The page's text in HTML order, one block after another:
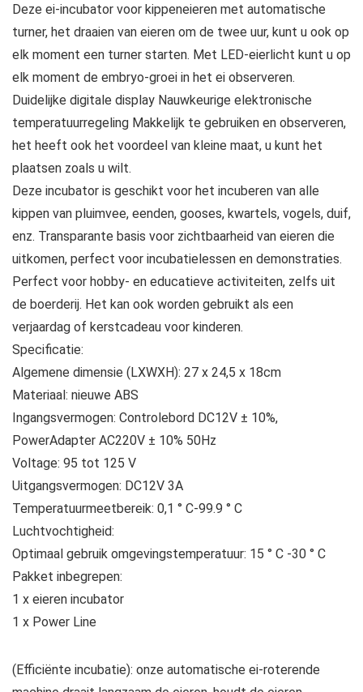
Deze ei-incubator voor kippeneieren met automatische
turner, het draaien van eieren om de twee uur, kunt u ook op
elk moment een turner starten. Met LED-eierlicht kunt u op
elk moment de embryo-groei in het ei observeren.
Duidelijke digitale display Nauwkeurige elektronische
temperatuurregeling Makkelijk te gebruiken en observeren,
het heeft ook het voordeel van kleine maat, u kunt het
plaatsen zoals u wilt.
Deze incubator is geschikt voor het incuberen van alle
kippen van pluimvee, eenden, gooses, kwartels, vogels, duif,
enz. Transparante basis voor zichtbaarheid van eieren die
uitkomen, perfect voor incubatielessen en demonstraties.
Perfect voor hobby- en educatieve activiteiten, zelfs uit
de boerderij. Het kan ook worden gebruikt als een
verjaardag of kerstcadeau voor kinderen.
Specificatie:
Algemene dimensie (LXWXH): 27 x 24,5 x 18cm
Materiaal: nieuwe ABS
Ingangsvermogen: Controlebord DC12V ± 10%,
PowerAdapter AC220V ± 10% 50Hz
Voltage: 95 tot 125 V
Uitgangsvermogen: DC12V 3A
Temperatuurmeetbereik: 0,1 ° C-99.9 ° C
Luchtvochtigheid:
Optimaal gebruik omgevingstemperatuur: 15 ° C -30 ° C
Pakket inbegrepen:
1 x eieren incubator
1 x Power Line
(Efficiënte incubatie): onze automatische ei-roterende